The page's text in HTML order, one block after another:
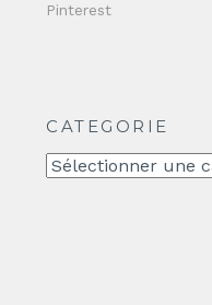
Pinterest
CATEGORIE
CATEGORIE